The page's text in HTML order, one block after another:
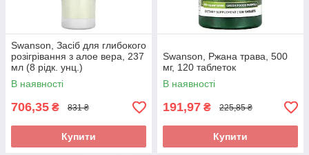
Swanson, Засіб для глибокого
розігрівання з алое вера, 237
мл (8 рідк. унц.)
В наявності
706,35 ₴ 831 ₴
Купити
Swanson, Ржана трава, 500
мг, 120 таблеток
В наявності
191,97 ₴ 225,85 ₴
Купити